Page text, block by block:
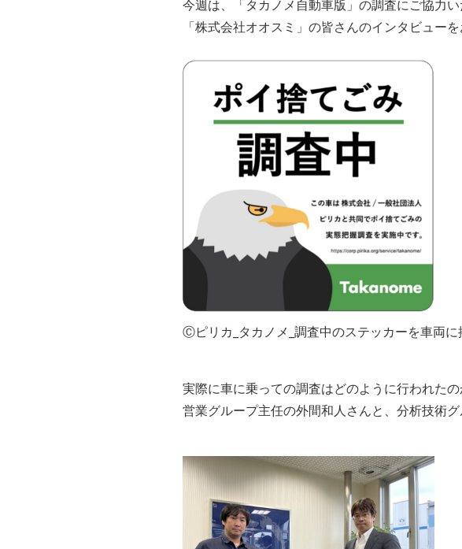
今週は、「タカノメ自動車版」の調査にご協力
「株式会社オオスミ」の皆さんのインタビューを
Ⓒピリカ_タカノメ_調査中のステッカーを車両に
実際に車に乗っての調査はどのように行われたの
営業グループ主任の外間和人さんと、分析技術